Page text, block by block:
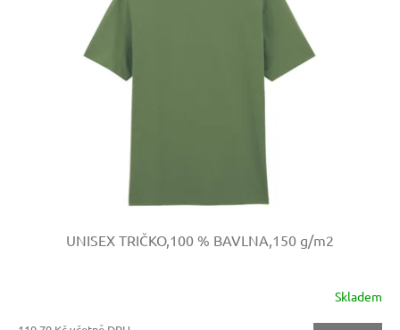
UNISEX TRIČKO,100 % BAVLNA,150 g/m2
Skladem